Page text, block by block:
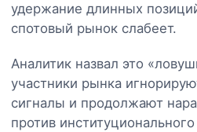
удержание длинных
спотовый рынок слабеет.
Аналитик назвал это
участники рынка
сигналы и продолжают
против